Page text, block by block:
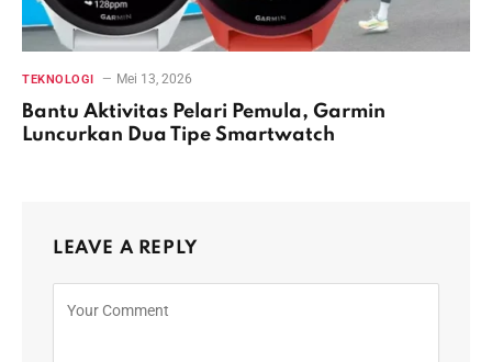
TEKNOLOGI Mei 13, 2026
Bantu Aktivitas Pelari Pemula, Garmin
Luncurkan Dua Tipe Smartwatch
LEAVE A REPLY